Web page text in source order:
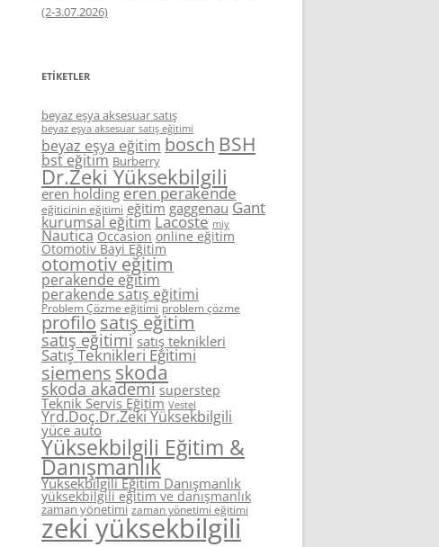
(2-3.07.2026)
ETIKETLER
beyaz eşya aksesuar satış
beyaz eşya aksesuar satış eğitimi
beyaz eşya eğitim bosch BSH
bst eğitim Burberry
Dr.Zeki Yüksekbilgili
eren holding eren perakende
eğiticinin eğitimi eğitim gaggenau Gant
kurumsal eğitim Lacoste miy
Nautica Occasion online eğitim
Otomotiv Bayi Eğitim
otomotiv eğitim
perakende eğitim
perakende satış eğitimi
Problem Çözme eğitimi problem çözme
profilo satış eğitim
satış eğitimi satış teknikleri
Satış Teknikleri Eğitimi
siemens skoda
skoda akademi superstep
Teknik Servis Eğitim Vestel
Yrd.Doç.Dr.Zeki Yüksekbilgili
yüce auto
Yüksekbilgili Eğitim &
Danışmanlık
Yüksekbilgili Eğitim Danışmanlık
yüksekbilgili eğitim ve danışmanlık
zaman yönetimi zaman yönetimi eğitimi
zeki yüksekbilgili